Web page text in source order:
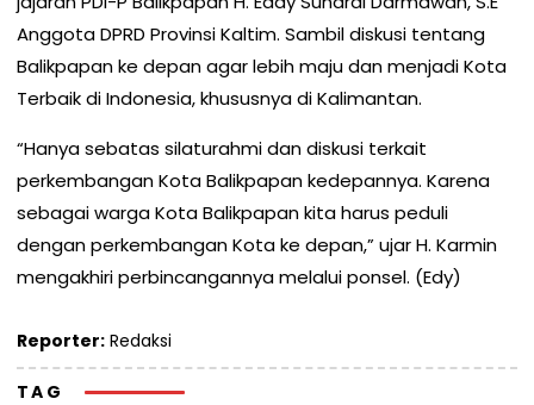
Anggota DPRD Provinsi Kaltim. Sambil diskusi tentang
Balikpapan ke depan agar lebih maju dan menjadi Kota
Terbaik di Indonesia, khususnya di Kalimantan.
“Hanya sebatas silaturahmi dan diskusi terkait
perkembangan Kota Balikpapan kedepannya. Karena
sebagai warga Kota Balikpapan kita harus peduli
dengan perkembangan Kota ke depan,” ujar H. Karmin
mengakhiri perbincangannya melalui ponsel. (Edy)
Reporter: Redaksi
TAG